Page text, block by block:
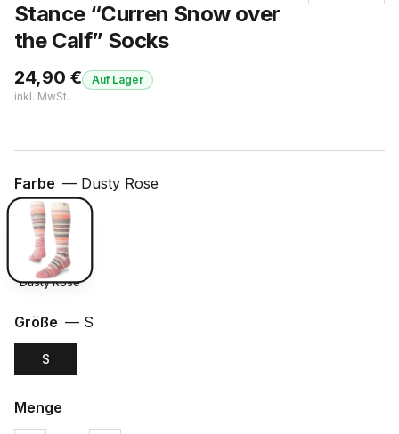
Stance “Curren Snow over
the Calf” Socks
24,90 €
inkl. MwSt.
Auf Lager
Farbe — Dusty Rose
Dusty Rose
Größe — S
S
Menge